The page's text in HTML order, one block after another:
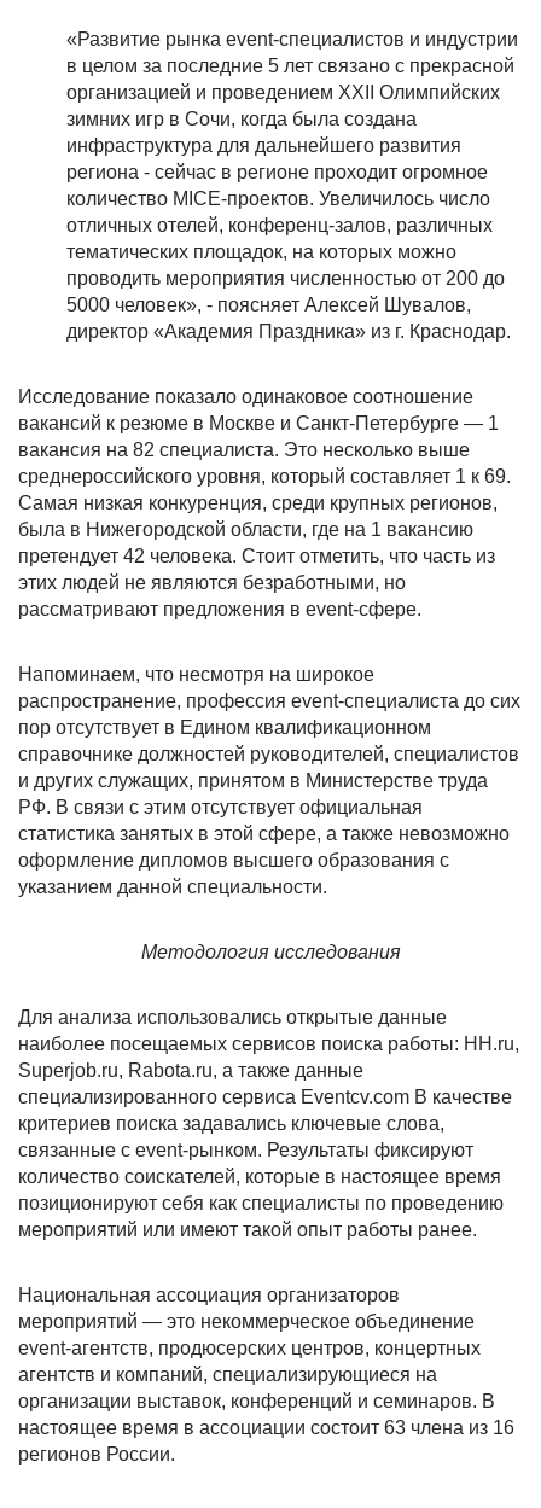
«Развитие рынка event-специалистов и индустрии
в целом за последние 5 лет связано с прекрасной
организацией и проведением XXII Олимпийских
зимних игр в Сочи, когда была создана
инфраструктура для дальнейшего развития
региона - сейчас в регионе проходит огромное
количество MICE-проектов. Увеличилось число
отличных отелей, конференц-залов, различных
тематических площадок, на которых можно
проводить мероприятия численностью от 200 до
5000 человек», - поясняет Алексей Шувалов,
директор «Академия Праздника» из г. Краснодар.
Исследование показало одинаковое соотношение
вакансий к резюме в Москве и Санкт-Петербурге — 1
вакансия на 82 специалиста. Это несколько выше
среднероссийского уровня, который составляет 1 к 69.
Самая низкая конкуренция, среди крупных регионов,
была в Нижегородской области, где на 1 вакансию
претендует 42 человека. Стоит отметить, что часть из
этих людей не являются безработными, но
рассматривают предложения в event-сфере.
Напоминаем, что несмотря на широкое
распространение, профессия event-специалиста до сих
пор отсутствует в Едином квалификационном
справочнике должностей руководителей, специалистов
и других служащих, принятом в Министерстве труда
РФ. В связи с этим отсутствует официальная
статистика занятых в этой сфере, а также невозможно
оформление дипломов высшего образования с
указанием данной специальности.
Методология исследования
Для анализа использовались открытые данные
наиболее посещаемых сервисов поиска работы: HH.ru,
Superjob.ru, Rabota.ru, а также данные
специализированного сервиса Eventcv.com В качестве
критериев поиска задавались ключевые слова,
связанные с event-рынком. Результаты фиксируют
количество соискателей, которые в настоящее время
позиционируют себя как специалисты по проведению
мероприятий или имеют такой опыт работы ранее.
Национальная ассоциация организаторов
мероприятий — это некоммерческое объединение
event-агентств, продюсерских центров, концертных
агентств и компаний, специализирующиеся на
организации выставок, конференций и семинаров. В
настоящее время в ассоциации состоит 63 члена из 16
регионов России.